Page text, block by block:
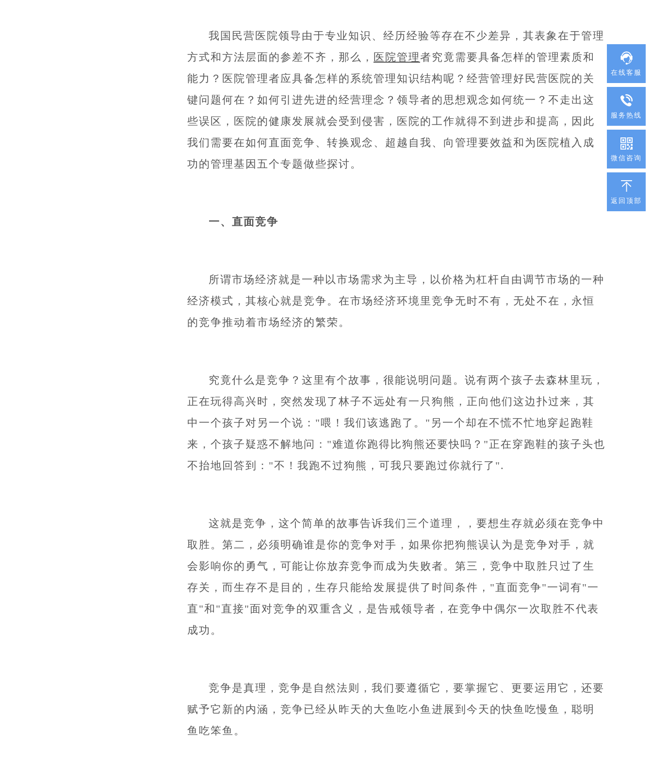
在线客服
服务热线
微信咨询
返回顶部
我国民营医院领导由于专业知识、经历经验等存在不少差异，其表象在于管理
方式和方法层面的参差不齐，那么， 医院管理者究竟需要具备怎样的管理素质和
能力？医院管理者应具备怎样的系统管理知识结构呢？经营管理好民营医院的关
键问题何在？如何引进先进的经营理念？领导者的思想观念如何统一？不走出这
些误区，医院的健康发展就会受到侵害，医院的工作就得不到进步和提高，因此
我们需要在如何直面竞争、转换观念、超越自我、向管理要效益和为医院植入成
功的管理基因五个专题做些探讨。
一、直面竞争
所谓市场经济就是一种以市场需求为主导，以价格为杠杆自由调节市场的一种
经济模式，其核心就是竞争。在市场经济环境里竞争无时不有，无处不在，永恒
的竞争推动着市场经济的繁荣。
究竟什么是竞争？这里有个故事，很能说明问题。说有两个孩子去森林里玩，
正在玩得高兴时，突然发现了林子不远处有一只狗熊，正向他们这边扑过来，其
中一个孩子对另一个说："喂！我们该逃跑了。"另一个却在不慌不忙地穿起跑鞋
来，个孩子疑惑不解地问："难道你跑得比狗熊还要快吗？"正在穿跑鞋的孩子头也
不抬地回答到："不！我跑不过狗熊，可我只要跑过你就行了".
这就是竞争，这个简单的故事告诉我们三个道理，，要想生存就必须在竞争中
取胜。第二，必须明确谁是你的竞争对手，如果你把狗熊误认为是竞争对手，就
会影响你的勇气，可能让你放弃竞争而成为失败者。第三，竞争中取胜只过了生
存关，而生存不是目的，生存只能给发展提供了时间条件，"直面竞争"一词有"一
直"和"直接"面对竞争的双重含义，是告戒领导者，在竞争中偶尔一次取胜不代表
成功。
竞争是真理，竞争是自然法则，我们要遵循它，要掌握它、更要运用它，还要
赋予它新的内涵，竞争已经从昨天的大鱼吃小鱼进展到今天的快鱼吃慢鱼，聪明
鱼吃笨鱼。